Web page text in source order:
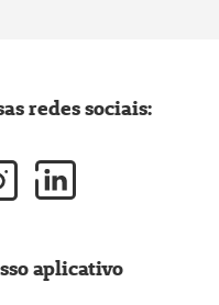
redes sociais:
aplicativo